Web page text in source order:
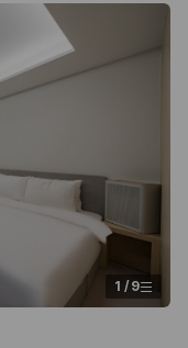
1 / 9